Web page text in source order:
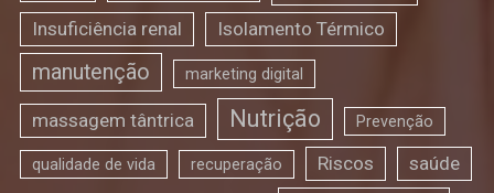
Insuficiência renal Isolamento Térmico
manutenção marketing digital
massagem tântrica Nutrição Prevenção
qualidade de vida recuperação Riscos saúde